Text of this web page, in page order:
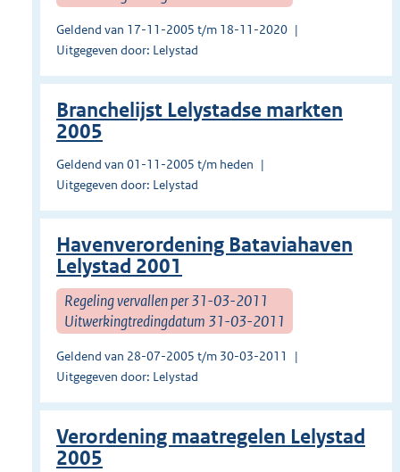
Geldend van 17-11-2005 t/m 18-11-2020
Uitgegeven door: Lelystad
Branchelijst Lelystadse markten
2005
Geldend van 01-11-2005 t/m heden
Uitgegeven door: Lelystad
Havenverordening Bataviahaven
Lelystad 2001
Regeling vervallen per 31-03-2011
Uitwerkingtredingdatum 31-03-2011
Geldend van 28-07-2005 t/m 30-03-2011
Uitgegeven door: Lelystad
Verordening maatregelen Lelystad
2005